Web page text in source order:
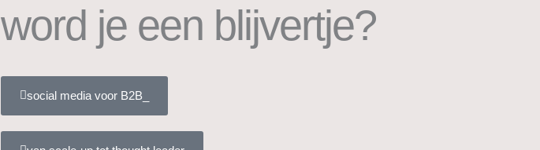
word je een blijvertje?
social media voor B2B_